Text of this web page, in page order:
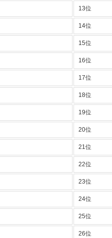
13位
14位
15位
16位
17位
18位
19位
20位
21位
22位
23位
24位
25位
26位